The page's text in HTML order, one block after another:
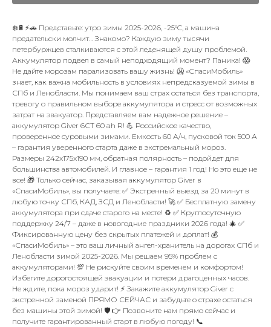
❄️🔋⚡🚗 Представьте: утро зимы 2025-2026, -25°C, а машина
предательски молчит… Знакомо? Каждую зиму тысячи
петербуржцев сталкиваются с этой леденящей душу проблемой.
Аккумулятор подвел в самый неподходящий момент? Паника! 😱
Не дайте морозам парализовать вашу жизнь! 🥶 «СпасиМобиль»
знает, как важна мобильность в условиях непредсказуемой зимы в
СПб и Ленобласти. Мы понимаем ваш страх остаться без транспорта,
тревогу о правильном выборе аккумулятора и стресс от возможных
затрат на эвакуатор. Представляем вам надежное решение –
аккумулятор Giver 6СТ 60 ah R! 💪 Российское качество,
проверенное суровыми зимами. Емкость 60 А/ч, пусковой ток 500 А
– гарантия уверенного старта даже в экстремальный мороз.
Размеры 242x175x190 мм, обратная полярность – подойдет для
большинства автомобилей. И главное – гарантия 1 год! Но это еще не
все! 🎁 Только сейчас, заказывая аккумулятор Giver в
«СпасиМобиль», вы получаете: ✅ Экстренный выезд за 20 минут в
любую точку СПб, КАД, ЗСД и Ленобласти! 🚀 ✅ Бесплатную замену
аккумулятора при сдаче старого на месте! ♻️ ✅ Круглосуточную
поддержку 24/7 – даже в новогодние праздники 2026 года! 🎄 ✅
Фиксированную цену без скрытых платежей и доплат! 💰
«СпасиМобиль» – это ваш личный ангел-хранитель на дорогах СПб и
Ленобласти зимой 2025-2026. Мы решаем 95% проблем с
аккумуляторами! 💯 Не рискуйте своим временем и комфортом!
Избегите дорогостоящей эвакуации и потери драгоценных часов.
Не ждите, пока мороз ударит! ⚡ Закажите аккумулятор Giver с
экстренной заменой ПРЯМО СЕЙЧАС и забудьте о страхе остаться
без машины этой зимой! 🛡️ 👉 Позвоните нам прямо сейчас и
получите гарантированный старт в любую погоду! 📞